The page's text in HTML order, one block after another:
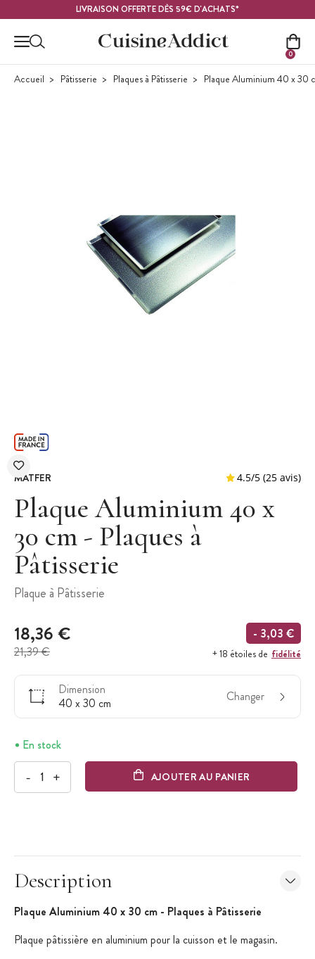
LIVRAISON OFFERTE DÈS 59€ D'ACHATS*
0
Accueil Pâtisserie Plaques à Pâtisserie Plaque Aluminium 40 x 30
MATFER
Plaque Aluminium 40 x
30 cm - Plaques à
Pâtisserie
Plaque à Pâtisserie
18,36 €
21,39 €
- 3,03 €
+ 18 étoiles de fidélité
Dimension
40 x 30 cm
Changer
En stock
- + AJOUTER AU PANIER
Description
Plaque Aluminium 40 x 30 cm - Plaques à Pâtisserie
Plaque pâtissière en aluminium pour la cuisson et le magasin.